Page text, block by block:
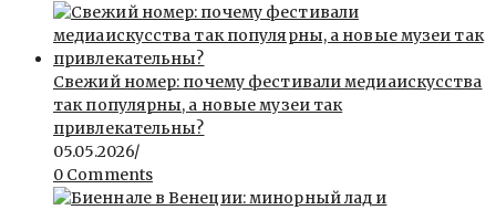
Свежий номер: почему фестивали медиаискусства
так популярны, а новые музеи так
привлекательны?
05.05.2026/
0 Comments